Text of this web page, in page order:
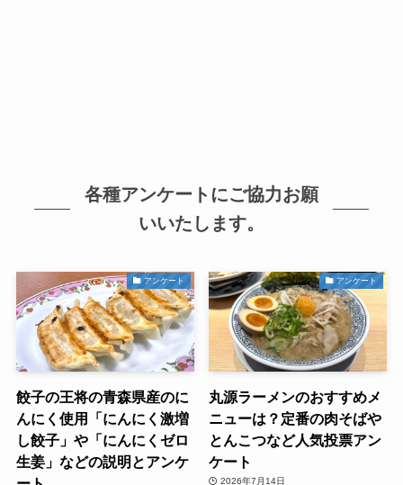
各種アンケートにご協力お願
いいたします。
アンケート
餃子の王将の青森県産のに
んにく使用「にんにく激増
し餃子」や「にんにくゼロ
生姜」などの説明とアンケ
アンケート
丸源ラーメンのおすすめメ
ニューは？定番の肉そばや
とんこつなど人気投票アン
ケート
2026年7月14日